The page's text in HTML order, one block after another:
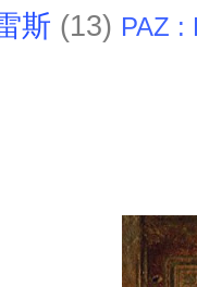
斯 (13) PAZ :